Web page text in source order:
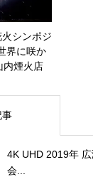
シンポジ
界に咲か
内煙火店
事
4K UHD 2019年
会...